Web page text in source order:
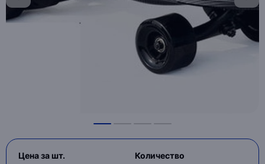
Цена за шт. Количество